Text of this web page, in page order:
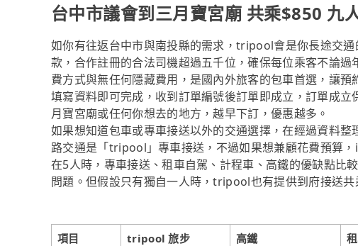
台中市議會到三月寶宮廟 共乘$850 九
如你有往返台中市與南投縣的需求，tripool會是你長途交
款，合作註冊的合法司機超過五千位，確保每位乘客不論
費方式與無任何隱藏費用，是國內外旅客的包車首選，讓
填寫資料即可完成，收到訂單編號後訂單即成立，訂單成
月寶宮廟或任何你想去的地方，越早下訂，優惠越多。
如果想知道包車或專車接送以外的交通選擇，在經過資料
路交通是「tripool」專車接送，不過如果想兼顧花費預算
在5人時，專車接送、租車自駕、計程車、高鐵的優缺點比
問題。但假設只有獨自一人時，tripool也有提供到府接送
項目 tripool 旅步 高鐵